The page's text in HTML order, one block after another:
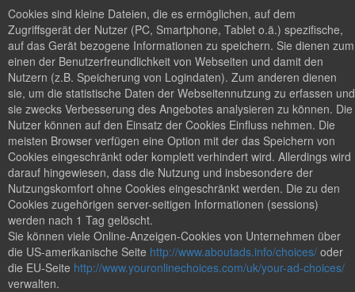
Cookies sind kleine Dateien, die es ermöglichen, auf dem
Zugriffsgerät der Nutzer (PC, Smartphone, Tablet o.ä.) spezifische,
auf das Gerät bezogene Informationen zu speichern. Sie dienen zum
einen der Benutzerfreundlichkeit von Webseiten und damit den
Nutzern (z.B. Speicherung von Logindaten). Zum anderen dienen
sie, um die statistische Daten der Webseitennutzung zu erfassen und
sie zwecks Verbesserung des Angebotes analysieren zu können. Die
Nutzer können auf den Einsatz der Cookies Einfluss nehmen. Die
meisten Browser verfügen eine Option mit der das Speichern von
Cookies eingeschränkt oder komplett verhindert wird. Allerdings wird
darauf hingewiesen, dass die Nutzung und insbesondere der
Nutzungskomfort ohne Cookies eingeschränkt werden. Die zu den
Cookies zugehörigen server-seitigen Informationen (sessions)
werden nach 1 Tag gelöscht.
Sie können viele Online-Anzeigen-Cookies von Unternehmen über
die US-amerikanische Seite http://www.aboutads.info/choices/ oder
die EU-Seite http://www.youronlinechoices.com/uk/your-ad-choices/
verwalten.